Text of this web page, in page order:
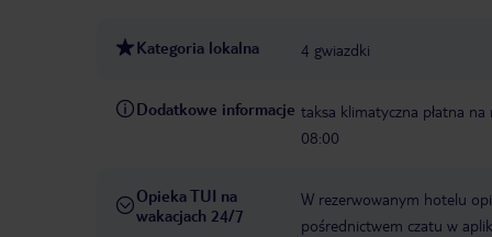
Kategoria lokalna 4 gwiazdki
Dodatkowe informacje taksa klimatyczna płatna na
08:00
Opieka TUI na
wakacjach 24/7
W rezerwowanym hotelu
pośrednictwem czatu w